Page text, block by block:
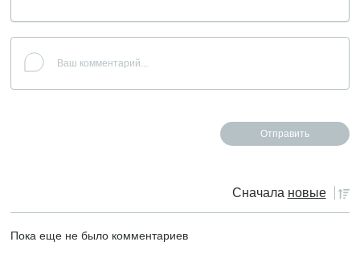
Сначала новые
Пока еще не было комментариев